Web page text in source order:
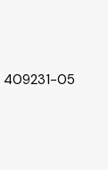
409231-05